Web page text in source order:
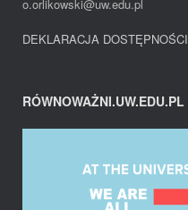
o.orlikowski@uw.edu.pl
DEKLARACJA DOSTĘPNOŚCI
RÓWNOWAŻNI.UW.EDU.PL